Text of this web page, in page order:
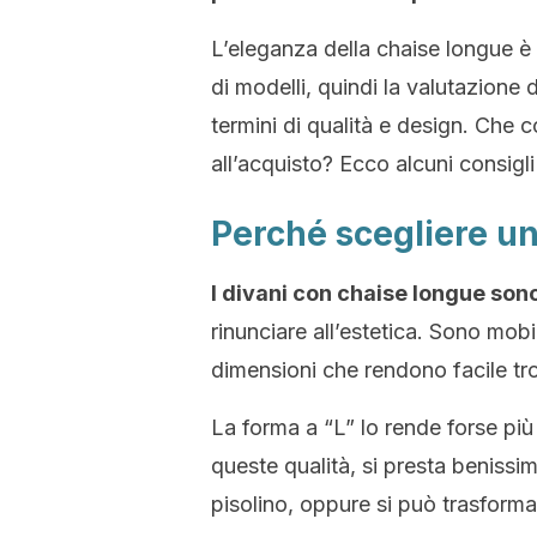
L’eleganza della chaise longue
di modelli, quindi la valutazione
termini di qualità e design. Che
all’acquisto? Ecco alcuni
Perché scegliere
I divani con chaise longue
rinunciare all’estetica. Sono
dimensioni che rendono facile
La forma a “L” lo rende forse
queste qualità, si presta
pisolino, oppure si può